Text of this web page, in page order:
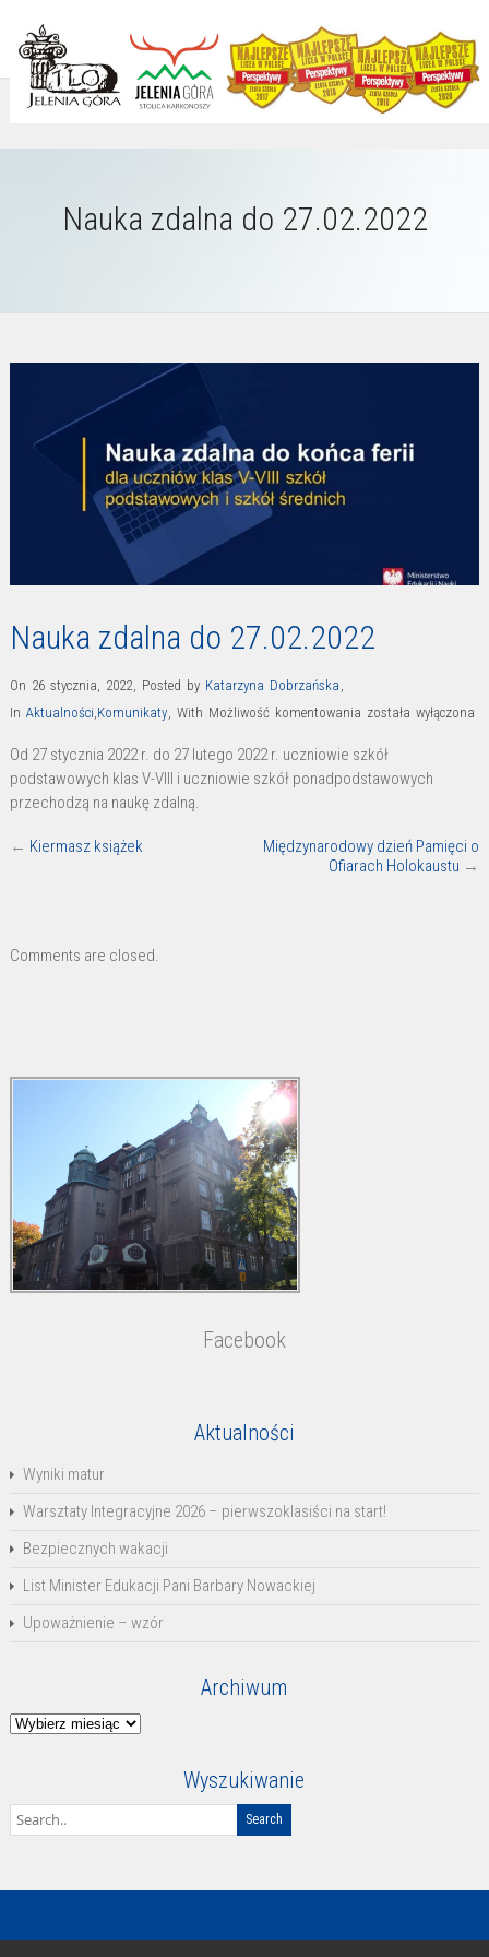
Nauka zdalna do 27.02.2022
Nauka zdalna do 27.02.2022
On 26 stycznia, 2022 Posted by Katarzyna Dobrzańska
In Aktualności Komunikaty With Możliwość komentowania Nauka
została wyłączona
Od 27 stycznia 2022 r. do 27 lutego 2022 r. uczniowie szkół
podstawowych klas V-VIII i uczniowie szkół ponadpodstawowych
przechodzą na naukę zdalną.
← Kiermasz książek
Międzynarodowy dzień Pamięci o
Ofiarach Holokaustu →
Comments are closed.
Facebook
Aktualności
Wyniki matur
Warsztaty Integracyjne 2026 – pierwszoklasiści na start!
Bezpiecznych wakacji
List Minister Edukacji Pani Barbary Nowackiej
Upoważnienie – wzór
Archiwum
Archiwum
Wyszukiwanie